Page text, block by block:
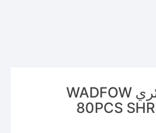
علبه شرنك دائري WADFOW
80PCS